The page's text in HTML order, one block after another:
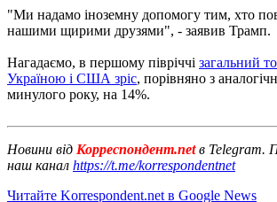
"Ми надамо іноземну допомогу тим, хто
нашими щирими друзями", - заявив Трамп.
Нагадаємо, в першому півріччі загальний
Україною і США зріс, порівняно з
минулого року, на 14%.
Новини від Корреспондент.netв Telegram.
наш канал https://t.me/korrespondentnet
Читайте Korrespondent.net в Google News